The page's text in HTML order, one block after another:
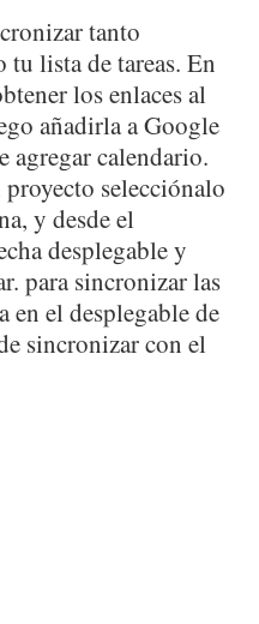
tanto
tu lista de tareas. En
los enlaces al
añadirla a Google
agregar calendario.
selecciónalo
y desde el
desplegable y
para sincronizar las
en el desplegable de
sincronizar con el